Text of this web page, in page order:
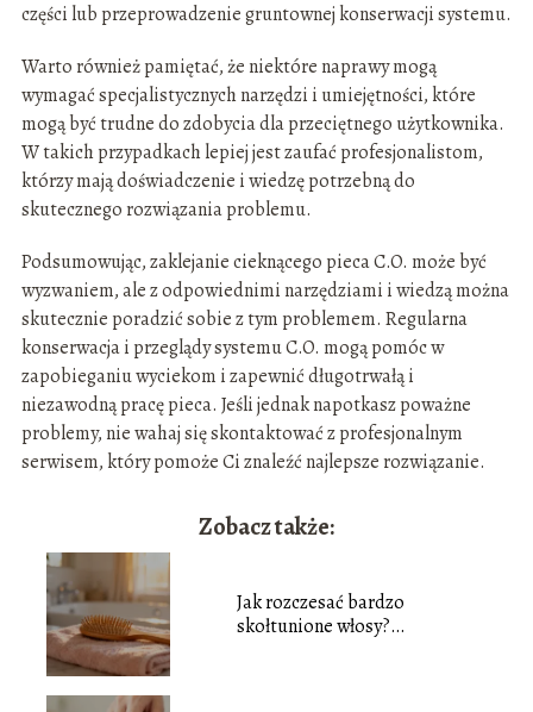
części lub przeprowadzenie gruntownej konserwacji systemu.
Warto również pamiętać, że niektóre naprawy mogą
wymagać specjalistycznych narzędzi i umiejętności, które
mogą być trudne do zdobycia dla przeciętnego użytkownika.
W takich przypadkach lepiej jest zaufać profesjonalistom,
którzy mają doświadczenie i wiedzę potrzebną do
skutecznego rozwiązania problemu.
Podsumowując, zaklejanie cieknącego pieca C.O. może być
wyzwaniem, ale z odpowiednimi narzędziami i wiedzą można
skutecznie poradzić sobie z tym problemem. Regularna
konserwacja i przeglądy systemu C.O. mogą pomóc w
zapobieganiu wyciekom i zapewnić długotrwałą i
niezawodną pracę pieca. Jeśli jednak napotkasz poważne
problemy, nie wahaj się skontaktować z profesjonalnym
serwisem, który pomoże Ci znaleźć najlepsze rozwiązanie.
Zobacz także:
Jak rozczesać bardzo
skołtunione włosy?